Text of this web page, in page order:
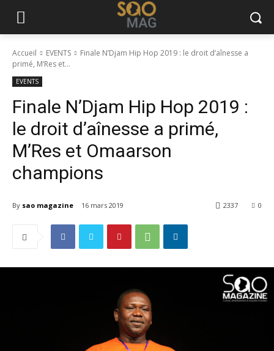
Accueil EVENTS
Finale N’Djam Hip Hop 2019 : le droit d’aînesse a
primé, M’Res et...
EVENTS
Finale N’Djam Hip Hop 2019 :
le droit d’aînesse a primé,
M’Res et Omaarson
champions
By sao magazine 16 mars 2019 0
2337